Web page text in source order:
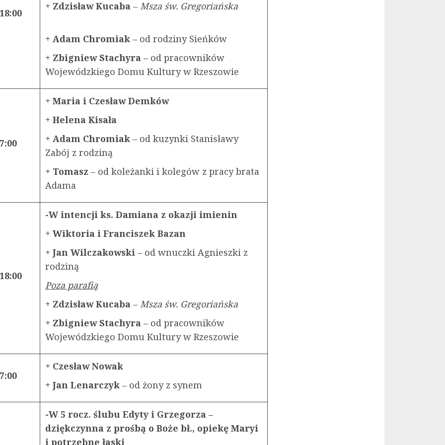
18:00
+ Zdzisław Kucaba – Msza św. Gregoriańska
+ Adam Chromiak – od rodziny Sieńków
+ Zbigniew Stachyra – od pracowników
Wojewódzkiego Domu Kultury w Rzeszowie
7:00
+ Maria i Czesław Demków
+ Helena Kisała
+ Adam Chromiak – od kuzynki Stanisławy
Zabój z rodziną
+ Tomasz – od koleżanki i kolegów z pracy brata
Adama
18:00
-W intencji ks. Damiana z okazji imienin
+ Wiktoria i Franciszek Bazan
+ Jan Wilczakowski – od wnuczki Agnieszki z
rodziną
Poza parafią
+ Zdzisław Kucaba – Msza św. Gregoriańska
+ Zbigniew Stachyra – od pracowników
Wojewódzkiego Domu Kultury w Rzeszowie
7:00
+ Czesław Nowak
+ Jan Lenarczyk – od żony z synem
-W 5 rocz. ślubu Edyty i Grzegorza –
dziękczynna z prośbą o Boże bł., opiekę Maryi
i potrzebne łaski